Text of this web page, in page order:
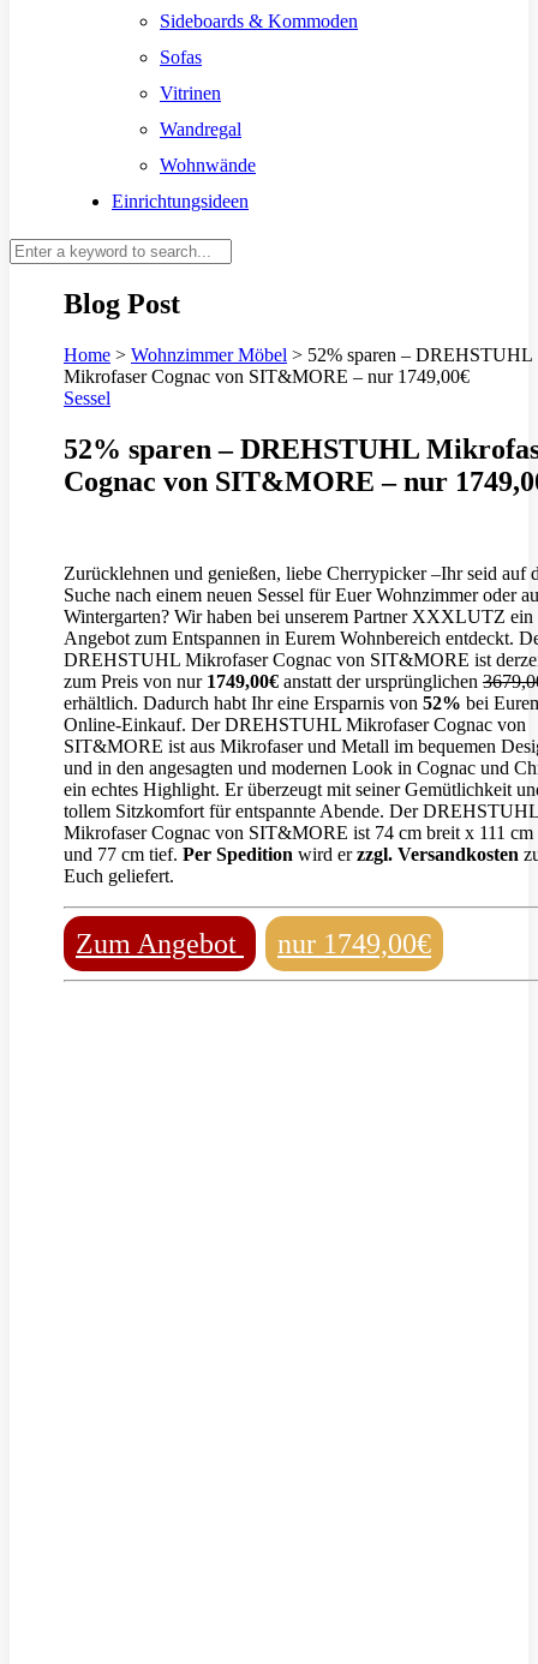
Sideboards & Kommoden
Sofas
Vitrinen
Wandregal
Wohnwände
Einrichtungsideen
Blog Post
Home > Wohnzimmer Möbel > 52% sparen – DREHSTUHL
Mikrofaser Cognac von SIT&MORE – nur 1749,00€
Sessel
52% sparen – DREHSTUHL
Cognac von SIT&MORE – nur
Zurücklehnen und genießen, liebe Cherrypicker –Ihr seid auf
Suche nach einem neuen Sessel für Euer Wohnzimmer oder
Wintergarten? Wir haben bei unserem Partner XXXLUTZ ein
Angebot zum Entspannen in Eurem Wohnbereich entdeckt.
DREHSTUHL Mikrofaser Cognac von SIT&MORE ist
zum Preis von nur 1749,00€ anstatt der ursprünglichen
erhältlich. Dadurch habt Ihr eine Ersparnis von 52% bei
Online-Einkauf. Der DREHSTUHL Mikrofaser Cognac von
SIT&MORE ist aus Mikrofaser und Metall im bequemen
und in den angesagten und modernen Look in Cognac und
ein echtes Highlight. Er überzeugt mit seiner Gemütlichkeit
tollem Sitzkomfort für entspannte Abende. Der DREHSTUHL
Mikrofaser Cognac von SIT&MORE ist 74 cm breit x 111 cm
und 77 cm tief. Per Spedition wird erzzgl. Versandkosten
Euch geliefert.
Zum Angebot nur 1749,00€